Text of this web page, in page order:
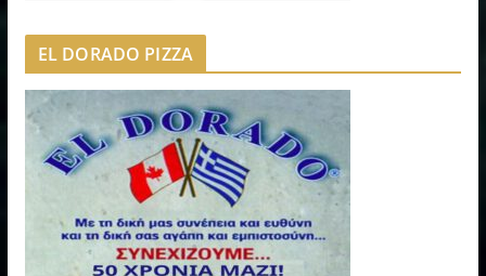
EL DORADO PIZZA